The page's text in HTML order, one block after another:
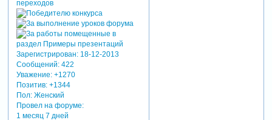
Зарегистрирован: 18-12-2013
Сообщений:422
Уважение: +1270
Позитив: +1344
Пол:Женский
Провел на форуме:
1 месяц 7 дней